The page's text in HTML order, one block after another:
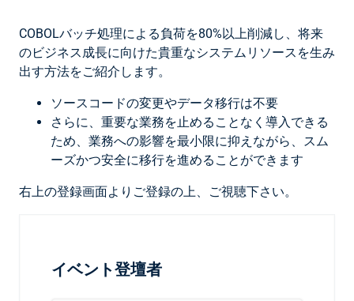
COBOLバッチ処理による負荷を80%以上削減し、将来
のビジネス成長に向けた貴重なシステムリソースを生み
出す方法をご紹介します。
ソースコードの変更やデータ移行は不要
さらに、重要な業務を止めることなく導入できる
ため、業務への影響を最小限に抑えながら、スム
ーズかつ安全に移行を進めることができます
右上の登録画面よりご登録の上、ご視聴下さい。
イベント登壇者